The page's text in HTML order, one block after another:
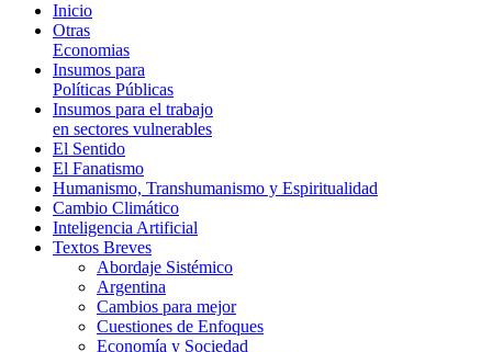
Inicio
Otras
Economias
Insumos para
Políticas Públicas
Insumos para el trabajo
en sectores vulnerables
El Sentido
El Fanatismo
Humanismo, Transhumanismo y Espiritualidad
Cambio Climático
Inteligencia Artificial
Textos Breves
Abordaje Sistémico
Argentina
Cambios para mejor
Cuestiones de Enfoques
Economía y Sociedad